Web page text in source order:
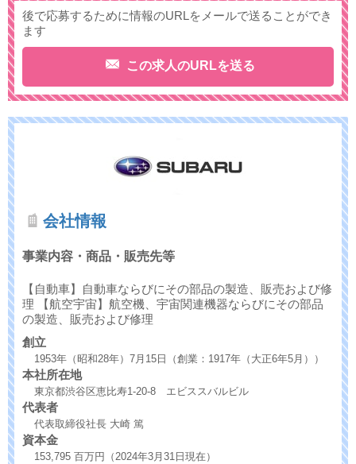
後で応募するために情報のURLをメールで送ることができ
ます
この求人のURLを送る
会社情報
事業内容・商品・販売先等
【自動車】自動車ならびにその部品の製造、販売および修
理 【航空宇宙】航空機、宇宙関連機器ならびにその部品
の製造、販売および修理
創立
1953年（昭和28年）7月15日（創業：1917年（大正6年5月））
本社所在地
東京都渋谷区恵比寿1-20-8 エビススバルビル
代表者
代表取締役社長 大崎 篤
資本金
153,795 百万円（2024年3月31日現在）